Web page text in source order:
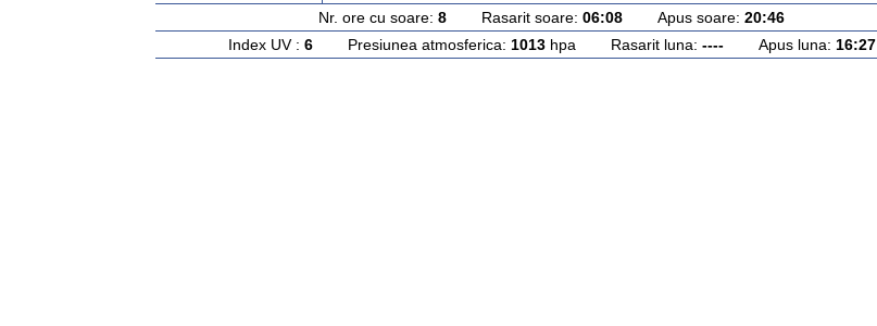
Nr. ore cu soare: 8 Rasarit soare: 06:08 Apus soare: 20:46
Index UV : 6Presiunea atmosferica: 1013hpa Rasarit luna: ----Apus luna: 16:27